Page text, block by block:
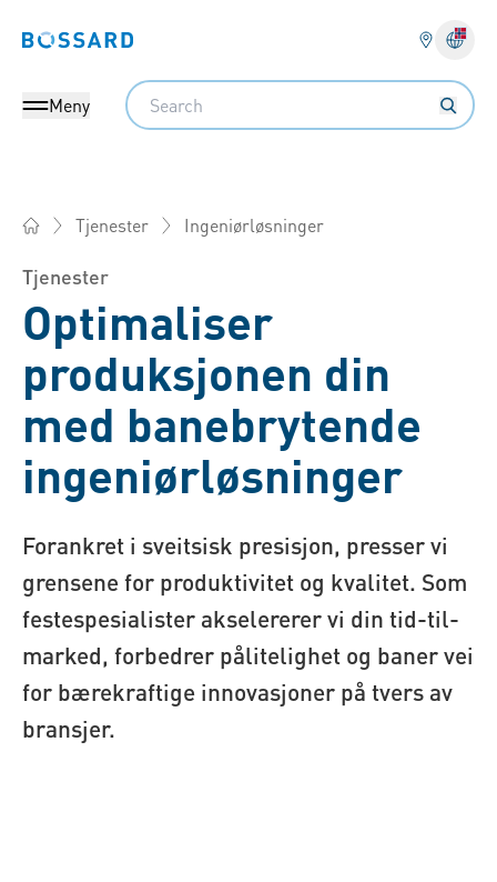
Bossard homepage
Meny
Search
Tjenester Ingeniørløsninger
Tjenester
Optimaliser
produksjonen din
med banebrytende
ingeniørløsninger
Forankret i sveitsisk presisjon, presser vi
grensene for produktivitet og kvalitet. Som
festespesialister akselererer vi din tid-til-
marked, forbedrer pålitelighet og baner vei
for bærekraftige innovasjoner på tvers av
bransjer.